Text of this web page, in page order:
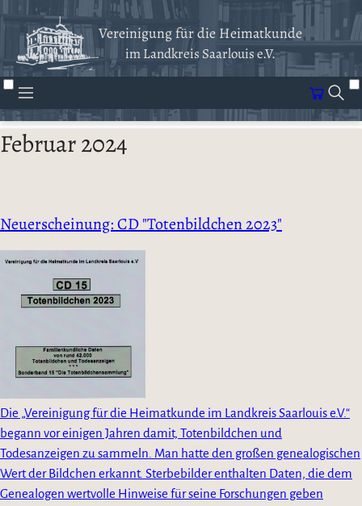
Vereinigung für die Heimatkunde
im Landkreis Saarlouis e.V.
Februar 2024
Neuerscheinung: CD "Totenbildchen 2023"
Die „Vereinigung für die Heimatkunde im Landkreis Saarlouis e.V.“
begann vor einigen Jahren damit, Totenbildchen und
Todesanzeigen zu sammeln. Man hatte den großen genealogischen
Wert der Bildchen erkannt. Sterbebilder enthalten Daten, die dem
Genealogen wertvolle Hinweise für seine Forschungen geben